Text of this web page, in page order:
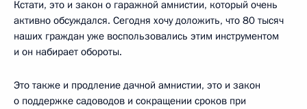
Кстати, это и закон о гаражной амнистии, который очень
активно обсуждался. Сегодня хочу доложить, что 80 тысяч
наших граждан уже воспользовались этим инструментом
и он набирает обороты.
Это также и продление дачной амнистии, это и закон
о поддержке садоводов и сокращении сроков при